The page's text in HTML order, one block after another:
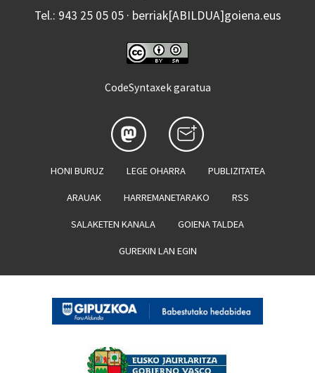
Tel.: 943 25 05 05 · berriak[ABILDUA]goiena.eus
CodeSyntaxek garatua
HONI BURUZ LEGE OHARRA PUBLIZITATEA
ARAUAK HARREMANETARAKO RSS
SALAKETEN KANALA GOIENA TALDEA
GUREKIN LAN EGIN